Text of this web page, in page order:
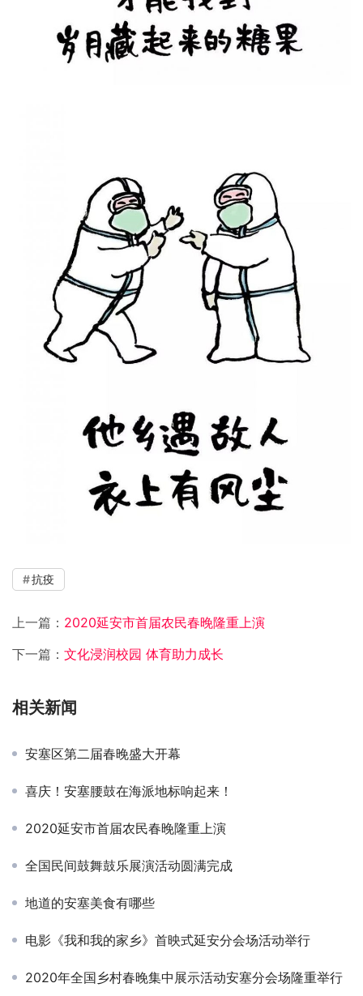
抗疫
上一篇： 2020延安市首届农民春晚隆重上演
下一篇： 文化浸润校园 体育助力成长
相关新闻
安塞区第二届春晚盛大开幕
喜庆！安塞腰鼓在海派地标响起来！
2020延安市首届农民春晚隆重上演
全国民间鼓舞鼓乐展演活动圆满完成
地道的安塞美食有哪些
电影《我和我的家乡》首映式延安分会场活动举行
2020年全国乡村春晚集中展示活动安塞分会场隆重举行